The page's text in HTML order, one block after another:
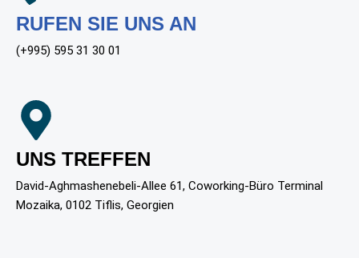
RUFEN SIE UNS AN
(+995) 595 31 30 01
UNS TREFFEN
David-Aghmashenebeli-Allee 61, Coworking-Büro Terminal
Mozaika, 0102 Tiflis, Georgien